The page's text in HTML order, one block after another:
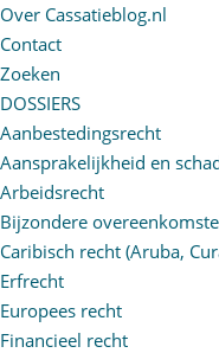
Over Cassatieblog.nl
Contact
Zoeken
DOSSIERS
Aanbestedingsrecht
Aansprakelijkheid en
Arbeidsrecht
Bijzondere
Caribisch recht (Aruba,
Erfrecht
Europees recht
Financieel recht